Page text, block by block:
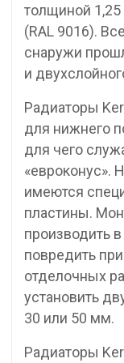
толщиной
(RAL 9016).
снаружи
и
Радиаторы
для нижнего
для чего
«евроконус».
имеются
пластины.
производить
повредить
отделочных
установить
30 или 50 мм.
Радиаторы